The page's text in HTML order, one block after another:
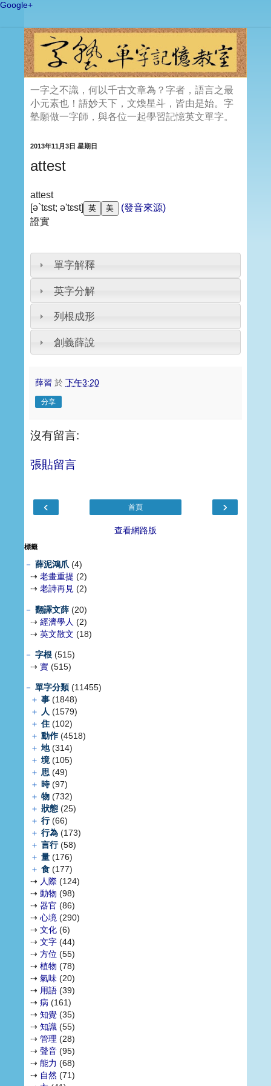
Google+
一字之不識，何以千古文章為？字者，語言之最
小元素也！語妙天下，文煥星斗，皆由是始。字
塾願做一字師，與各位一起學習記憶英文單字。
2013年11月3日 星期日
attest
attest
[ə`tɛst; ə'tɛst]
(發音來源)
證實
單字解釋
英字分解
列根成形
創義薛說
薛習 於 下午3:20
分享
沒有留言:
張貼留言
‹ ›
首頁
查看網路版
標籤
－ 薛泥鴻爪 (4)
⇢ 老畫重提 (2)
⇢ 老詩再見 (2)
－ 翻譯文薛 (20)
⇢ 經濟學人 (2)
⇢ 英文散文 (18)
－ 字根 (515)
⇢ 實 (515)
－ 單字分類(11455)
＋ 事 (1848)
＋ 人 (1579)
＋ 住 (102)
＋ 動作(4518)
＋ 地(314)
＋ 境(105)
＋ 思 (49)
＋ 時(97)
＋ 物 (732)
＋ 狀態 (25)
＋ 行(66)
＋ 行為 (173)
＋ 言行(58)
＋ 量 (176)
＋ 食 (177)
⇢ 人際 (124)
⇢ 動物 (98)
⇢ 器官 (86)
⇢ 心境 (290)
⇢ 文化 (6)
⇢ 文字 (44)
⇢ 方位 (55)
⇢ 植物 (78)
⇢ 氣味 (20)
⇢ 用語 (39)
⇢ 病 (161)
⇢ 知覺 (35)
⇢ 知識 (55)
⇢ 管理 (28)
⇢ 聲音 (95)
⇢ 能力 (68)
⇢ 自然 (71)